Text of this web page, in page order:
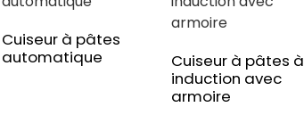
Cuiseur à pâtes
automatique
Cuiseur à pâtes à
induction avec
armoire